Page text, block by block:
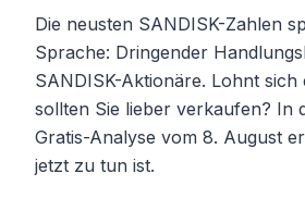
Die neusten SANDISK-Zahlen
Sprache: Dringender
SANDISK-Aktionäre. Lohnt sich
sollten Sie lieber verkaufen? In
Gratis-Analyse vom 8. August
jetzt zu tun ist.